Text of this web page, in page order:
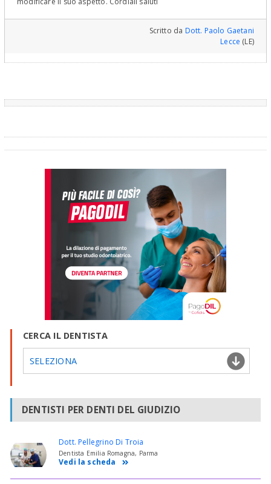
Scritto da Dott. Paolo Gaetani
Lecce (LE)
CERCA IL DENTISTA
SELEZIONA
DENTISTI PER DENTI DEL GIUDIZIO
Dott. Pellegrino Di Troia
Dentista Emilia Romagna, Parma
Vedi la scheda